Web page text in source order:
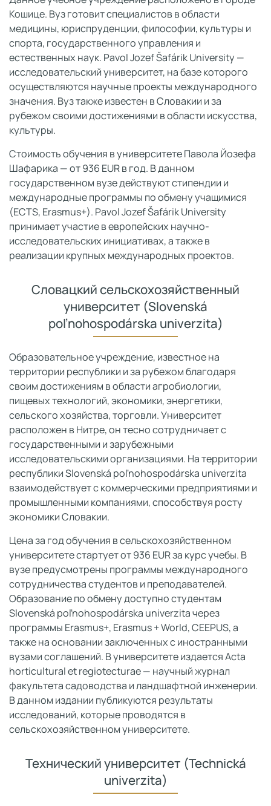
Кошице. Вуз готовит специалистов в области
медицины, юриспруденции, философии, культуры и
спорта, государственного управления и
естественных наук. Pavol Jozef Šafárik University —
исследовательский университет, на базе которого
осуществляются научные проекты международного
значения. Вуз также известен в Словакии и за
рубежом своими достижениями в области искусства,
культуры.
Стоимость обучения в университете Павола Йозефа
Шафарика — от 936 EUR в год. В данном
государственном вузе действуют стипендии и
международные программы по обмену учащимися
(ECTS, Erasmus+). Pavol Jozef Šafárik University
принимает участие в европейских научно-
исследовательских инициативах, а также в
реализации крупных международных проектов.
Словацкий сельскохозяйственный
университет (Slovenská
poľnohospodárska univerzita)
Образовательное учреждение, известное на
территории республики и за рубежом благодаря
своим достижениям в области агробиологии,
пищевых технологий, экономики, энергетики,
сельского хозяйства, торговли. Университет
расположен в Нитре, он тесно сотрудничает с
государственными и зарубежными
исследовательскими организациями. На территории
республики Slovenská poľnohospodárska univerzita
взаимодействует с коммерческими предприятиями и
промышленными компаниями, способствуя росту
экономики Словакии.
Цена за год обучения в сельскохозяйственном
университете стартует от 936 EUR за курс учебы. В
вузе предусмотрены программы международного
сотрудничества студентов и преподавателей.
Образование по обмену доступно студентам
Slovenská poľnohospodárska univerzita через
программы Erasmus+, Erasmus + World, CEEPUS, а
также на основании заключенных с иностранными
вузами соглашений. В университете издается Acta
horticultural et regiotecturae — научный журнал
факультета садоводства и ландшафтной инженерии.
В данном издании публикуются результаты
исследований, которые проводятся в
сельскохозяйственном университете.
Технический университет (Technická
univerzita)